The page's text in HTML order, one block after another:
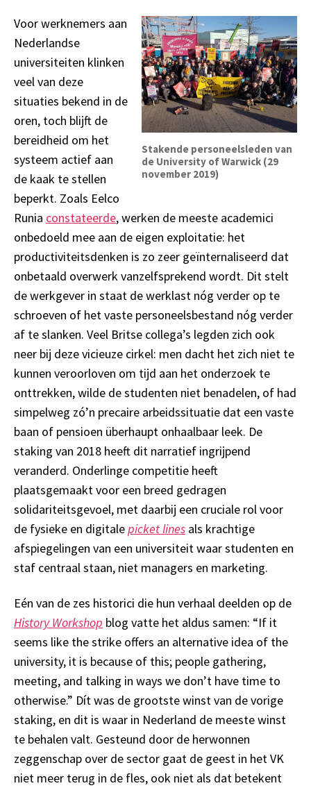
Stakende personeelsleden van
de University of Warwick (29
november 2019)
Voor werknemers aan
Nederlandse
universiteiten klinken
veel van deze
situaties bekend in de
oren, toch blijft de
bereidheid om het
systeem actief aan
de kaak te stellen
beperkt. Zoals Eelco
Runia constateerde,werken de meeste academici
onbedoeld mee aan de eigen exploitatie: het
productiviteitsdenken is zo zeer geïnternaliseerd dat
onbetaald overwerkvanzelfsprekend wordt. Dit stelt
de werkgever in staat de werklast nóg verder op te
schroeven of het vaste personeelsbestand nóg verder
af te slanken. Veel Britse collega’s legden zich ook
neer bij deze vicieuze cirkel: men dacht het zich niet te
kunnen veroorloven om tijd aan het onderzoek te
onttrekken, wilde de studenten niet benadelen, of had
simpelweg zó’n precaire arbeidssituatie dat een vaste
baan of pensioen überhaupt onhaalbaar leek. De
staking van 2018 heeft dit narratief ingrijpend
veranderd. Onderlinge competitie heeft
plaatsgemaaktvoor een breed gedragen
solidariteitsgevoel, met daarbij een cruciale rol voor
de fysieke en digitalepicket lines als krachtige
afspiegelingen van een universiteit waar studenten en
staf centraal staan, niet managers en marketing.
Eén van de zes historici die hun verhaal deelden op de
History Workshop blog vatte het aldus samen: “If it
seems like the strike offers an alternative idea of the
university, it is because of this; people gathering,
meeting, and talking in ways we don’t have time to
otherwise.” Dít was de grootste winst van de vorige
staking, en dit is waar in Nederland de meeste winst
te behalen valt. Gesteund door de herwonnen
zeggenschap over de sector gaat de geest in het VK
niet meer terug in de fles, ook niet als dat betekent